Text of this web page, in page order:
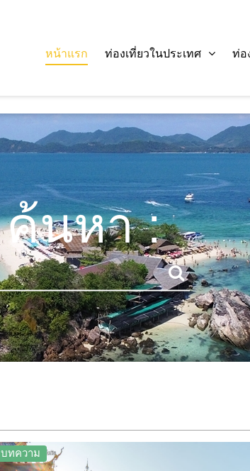
หน้าแรก ท่องเที่ยวในประเทศ ท่อ
ค้นหา :
บทความ